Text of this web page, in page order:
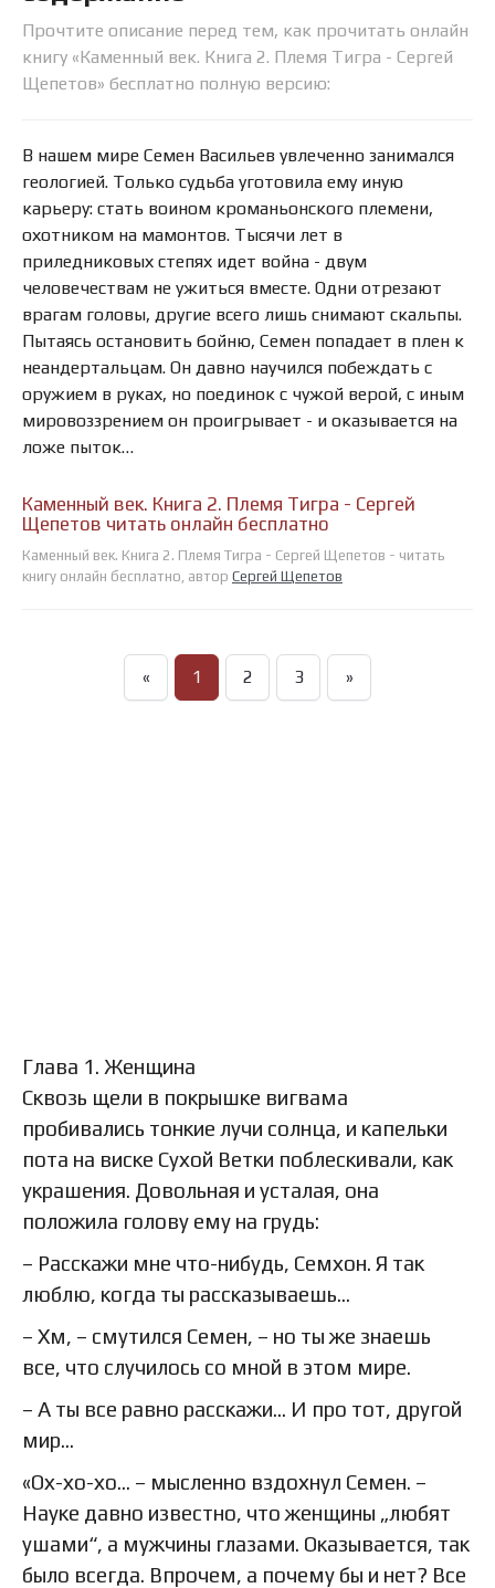
Прочтите описание перед тем, как прочитать онлайн
книгу «Каменный век. Книга 2. Племя Тигра - Сергей
Щепетов» бесплатно полную версию:
В нашем мире Семен Васильев увлеченно занимался
геологией. Только судьба уготовила ему иную
карьеру: стать воином кроманьонского племени,
охотником на мамонтов. Тысячи лет в
приледниковых степях идет война - двум
человечествам не ужиться вместе. Одни отрезают
врагам головы, другие всего лишь снимают скальпы.
Пытаясь остановить бойню, Семен попадает в плен к
неандертальцам. Он давно научился побеждать с
оружием в руках, но поединок с чужой верой, с иным
мировоззрением он проигрывает - и оказывается на
ложе пыток…
Каменный век. Книга 2. Племя Тигра - Сергей
Щепетов читать онлайн бесплатно
Каменный век. Книга 2. Племя Тигра - Сергей Щепетов - читать
книгу онлайн бесплатно, автор Сергей Щепетов
« 1 2 3 »
Глава 1. Женщина
Сквозь щели в покрышке вигвама
пробивались тонкие лучи солнца, и капельки
пота на виске Сухой Ветки поблескивали, как
украшения. Довольная и усталая, она
положила голову ему на грудь:
– Расскажи мне что-нибудь, Семхон. Я так
люблю, когда ты рассказываешь…
– Хм, – смутился Семен, – но ты же знаешь
все, что случилось со мной в этом мире.
– А ты все равно расскажи… И про тот, другой
мир…
«Ох-хо-хо… – мысленно вздохнул Семен. –
Науке давно известно, что женщины „любят
ушами“, а мужчины глазами. Оказывается, так
было всегда. Впрочем, а почему бы и нет? Все